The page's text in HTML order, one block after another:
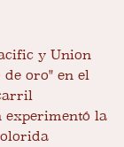
y Union
oro" en el
experimentó la